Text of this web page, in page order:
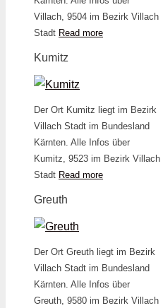
Villach, 9504 im Bezirk Villach
Stadt Read more
Kumitz
Der Ort Kumitz liegt im Bezirk
Villach Stadt im Bundesland
Kärnten. Alle Infos über
Kumitz, 9523 im Bezirk Villach
Stadt Read more
Greuth
Der Ort Greuth liegt im Bezirk
Villach Stadt im Bundesland
Kärnten. Alle Infos über
Greuth, 9580 im Bezirk Villach